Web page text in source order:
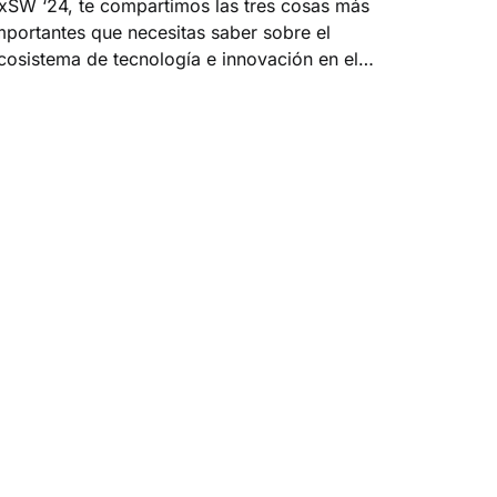
‘24, te compartimos las tres cosas más
que necesitas saber sobre el
de tecnología e innovación en el